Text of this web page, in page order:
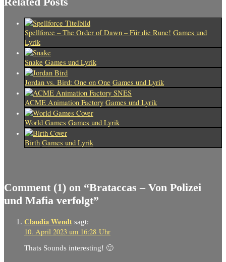
Spellforce – The Order of Dawn – Für die Rune! Games und
Lyrik
Snake Games und Lyrik
Jordan vs. Bird: One on One Games und Lyrik
ACME Animation Factory Games und Lyrik
World Games Games und Lyrik
Birth Games und Lyrik
Comment (1) on “Brataccas – Von Polizei
und Mafia verfolgt”
Claudia Wendt sagt:
10. April 2023 um 16:28 Uhr
Thats Sounds interesting! 🙂